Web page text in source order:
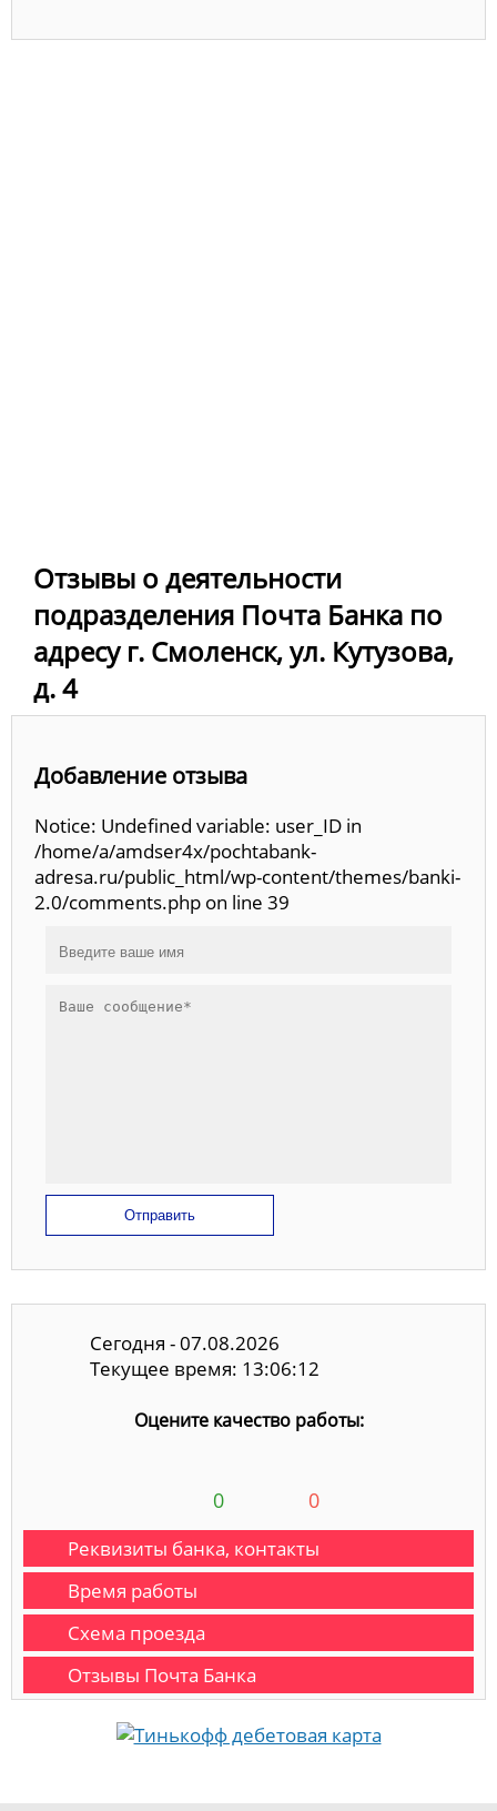
Отзывы о деятельности
подразделения Почта Банка по
адресу г. Смоленск, ул. Кутузова,
д. 4
Добавление отзыва
Notice: Undefined variable: user_ID in
/home/a/amdser4x/pochtabank-
adresa.ru/public_html/wp-content/themes/banki-
2.0/comments.php on line 39
Отправить
Сегодня - 07.08.2026
Текущее время: 13:06:12
Оцените качество работы:
0 0
Реквизиты банка, контакты
Время работы
Схема проезда
Отзывы Почта Банка